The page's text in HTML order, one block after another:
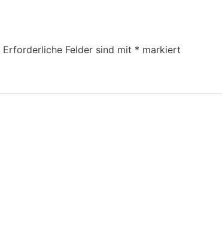
Erforderliche Felder sind mit * markiert